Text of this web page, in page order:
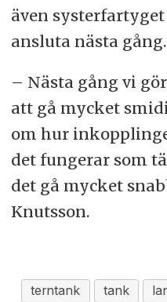
även
ansluta nästa gång.
– Nästa gång vi
att gå mycket
om hur
det fungerar som
det gå mycket
Knutsson.
terntank tank